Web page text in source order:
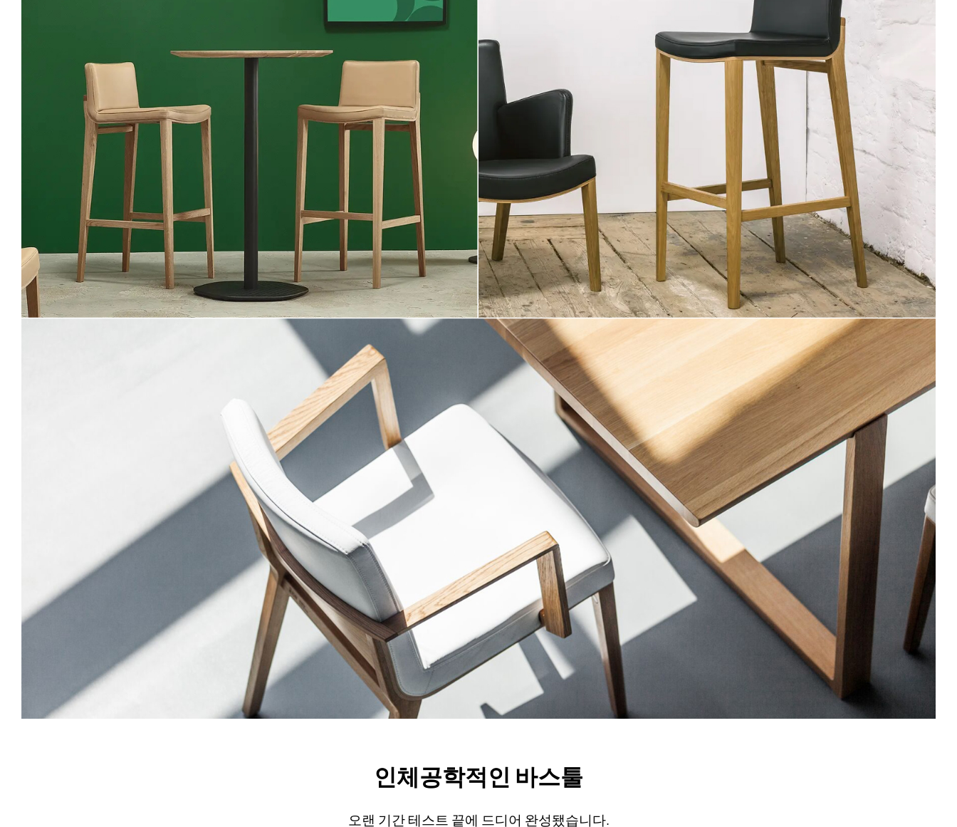
인체공학적인 바스툴
오랜 기간 테스트 끝에 드디어 완성됐습니다.